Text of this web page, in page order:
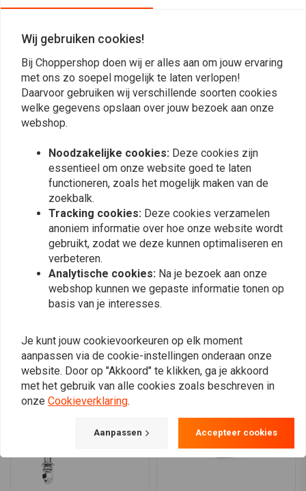
zachtstalen steunen/spanten
Inclusief 1/2 inch -13 inbusbouten
Inclusief installatiemateriaal
TIG gelast
Vervangbare Delrin geleiders
Installatie vereist fabricage van nieuwe onderste kuipsteunen (niet
inbegrepen)
Geschikt voor:
09-24 Touring: 09-22 FLHP
09-13 FLHR
14-19 FLHR
14-19 FLHRC
17-23 FLHRXS
19-22 FLHT
15-19 FLHTCU
15-16 FLHTCUL
09-22 FLHTP
09-13 FLHX
22-23 FLHXST
2009 FLTR
Lees meer
Reviews
Plaats ook een review
Wij gebruiken cookies!
Bij Choppershop doen wij er alles aan om jouw ervaring
met ons zo soepel mogelijk te laten verlopen!
Daarvoor gebruiken wij verschillende soorten cookies
welke gegevens opslaan over jouw bezoek aan onze
webshop.
Noodzakelijke cookies: Deze cookies zijn
essentieel om onze website goed te laten
functioneren, zoals het mogelijk maken van de
zoekbalk.
Tracking cookies: Deze cookies verzamelen
anoniem informatie over hoe onze website wordt
gebruikt, zodat we deze kunnen optimaliseren en
verbeteren.
Analytische cookies: Na je bezoek aan onze
webshop kunnen we gepaste informatie tonen op
basis van je interesses.
Je kunt jouw cookievoorkeuren op elk moment
aanpassen via de cookie-instellingen onderaan onze
website. Door op "Akkoord" te klikken, ga je akkoord
met het gebruik van alle cookies zoals beschreven in
onze Cookieverklaring.
Aanpassen Accepteer cookies